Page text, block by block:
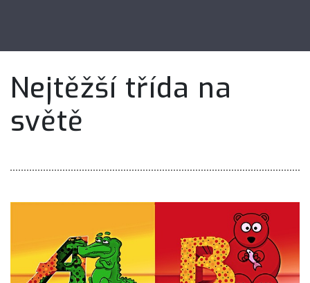
Nejtěžší třída na
světě